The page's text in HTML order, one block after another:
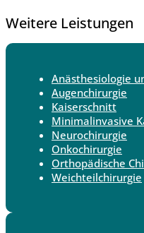
Weitere Leistungen
Anästhesiologie
Augenchirurgie
Kaiserschnitt
Minimalinvasive
Neurochirurgie
Onkochirurgie
Orthopädische
Weichteilchirurgie